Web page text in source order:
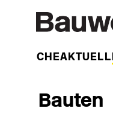
WOCHEAKTUELL
Bauten